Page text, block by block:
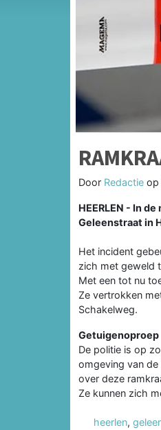
Door Redactie op
HEERLEN - In
Geleenstraat in
Het incident
zich met geweld
Met een tot nu
Ze vertrokken
Schakelweg.
Getuigenoproep
De politie is op
omgeving van de
over deze
Ze kunnen zich
heerlen,